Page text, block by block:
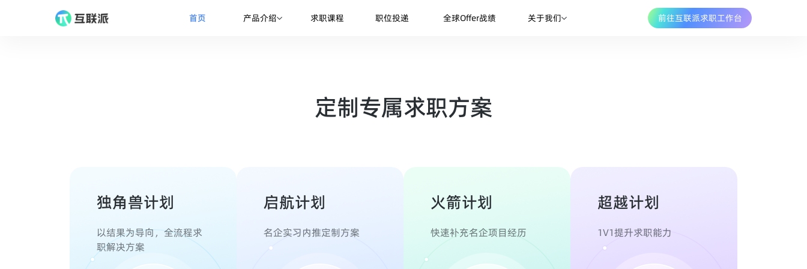
首页 产品介绍 求职课程 职位投递 全球Offer战绩 关于我们 前往互联派求职工作台
定制专属求职方案
独角兽计划
以结果为导向，全流程求
职解决方案
启航计划
名企实习内推定制方案
火箭计划
快速补充名企项目经历
超越计划
1V1提升求职能力